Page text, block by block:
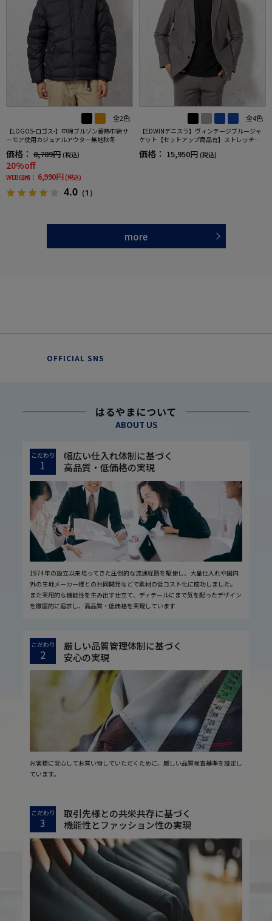
全2色
【LOGOS-ロゴス-】中綿ブルゾン蓄熱中綿サ
ーモア使用カジュアルアウター無地秋冬
価格： 8,789円 (税込)
20%off
WEB価格： 6,990円 (税込)
4.0 （1）
全4色
【EDWINデニスラ】ヴィンテージブルージャ
ケット【セットアップ商品有】ストレッチ無
価格： 15,950円 (税込)
more
OFFICIAL SNS
はるやまについて
ABOUT US
こだわり
1
幅広い仕入れ体制に基づく
高品質・低価格の実現
1974年の設立以来培ってきた圧倒的な流通経路を駆使し、大量仕入れや国内
外の生地メーカー様との共同開発などで素材の低コスト化に成功しました。
また実用的な機能性を生み出す仕立て、ディテールにまで気を配ったデザイン
を徹底的に追求し、高品質・低価格を実現しています
こだわり
2
厳しい品質管理体制に基づく
安心の実現
お客様に安心してお買い物していただくために、厳しい品質検査基準を設定し
ています。
こだわり
3
取引先様との共栄共存に基づく
機能性とファッション性の実現